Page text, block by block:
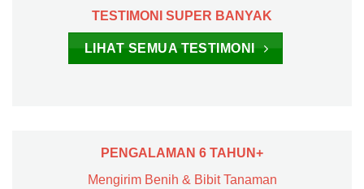
TESTIMONI SUPER BANYAK
LIHAT SEMUA TESTIMONI
PENGALAMAN 6 TAHUN+
Mengirim Benih & Bibit Tanaman